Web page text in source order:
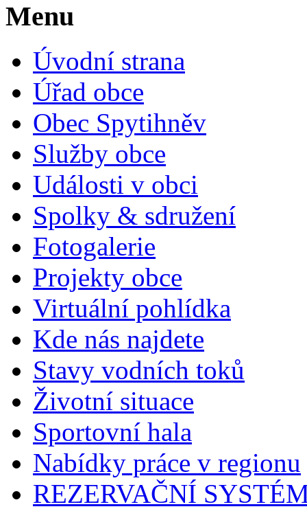
Menu
Úvodní strana
Úřad obce
Obec Spytihněv
Služby obce
Události v obci
Spolky & sdružení
Fotogalerie
Projekty obce
Virtuální pohlídka
Kde nás najdete
Stavy vodních toků
Životní situace
Sportovní hala
Nabídky práce v regionu
REZERVAČNÍ